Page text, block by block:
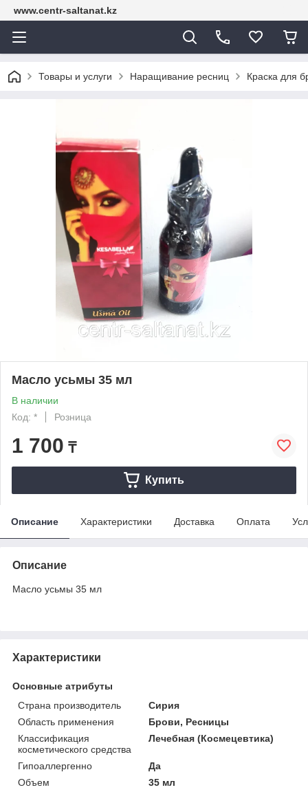
www.centr-saltanat.kz
Товары и услуги Наращивание ресниц Краска для
Масло усьмы 35 мл
В наличии
Код: *
Розница
1 700 ₸
Купить
Описание Характеристики Доставка Оплата
Описание
Масло усьмы 35 мл
Характеристики
Основные атрибуты
Страна производитель
Сирия
Область применения
Брови, Ресницы
Классификация
косметического средства
Лечебная (Космецевтика)
Гипоаллергенно
Да
Объем
35 мл